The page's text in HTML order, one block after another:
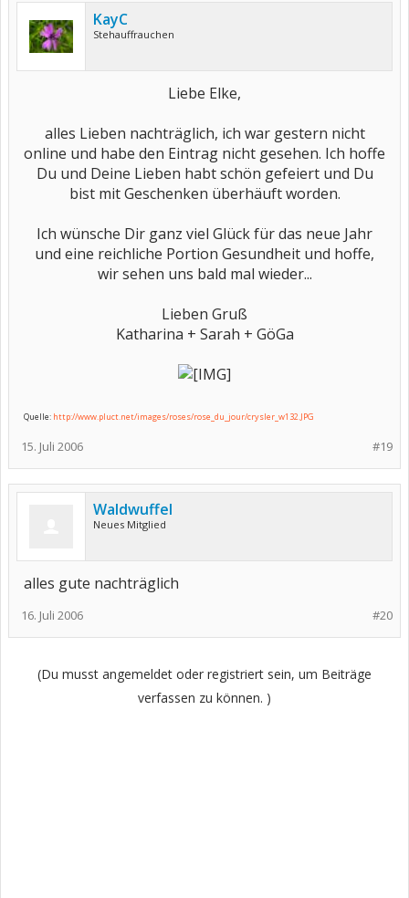
KayC
Stehauffrauchen
Liebe Elke,
alles Lieben nachträglich, ich war gestern nicht
online und habe den Eintrag nicht gesehen. Ich hoffe
Du und Deine Lieben habt schön gefeiert und Du
bist mit Geschenken überhäuft worden.
Ich wünsche Dir ganz viel Glück für das neue Jahr
und eine reichliche Portion Gesundheit und hoffe,
wir sehen uns bald mal wieder...
Lieben Gruß
Katharina + Sarah + GöGa
Quelle: http://www.pluct.net/images/roses/rose_du_jour/crysler_w132.JPG
#19
15. Juli 2006
Waldwuffel
Neues Mitglied
alles gute nachträglich
#20
16. Juli 2006
(Du musst angemeldet oder registriert sein, um Beiträge
verfassen zu können. )